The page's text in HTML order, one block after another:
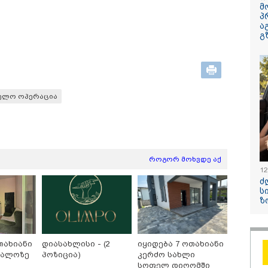
"ტიკტოკერს"
დროს - რას
მომხდარზე
პოლიცია
როგორ დავაღწიო
თუ არა ამ ფუნქციის
წაშლა?
ნია
ანასტასია
ბრალდება
- რამდენ
11:40 / 07-08-2026
ოპერაცია
როგორ მოხვდე აქ
დიასახლისი - (2
პოზიცია)
იყიდება 7 ოთახიანი
კერძო სახლი
სოფელ დიღომში